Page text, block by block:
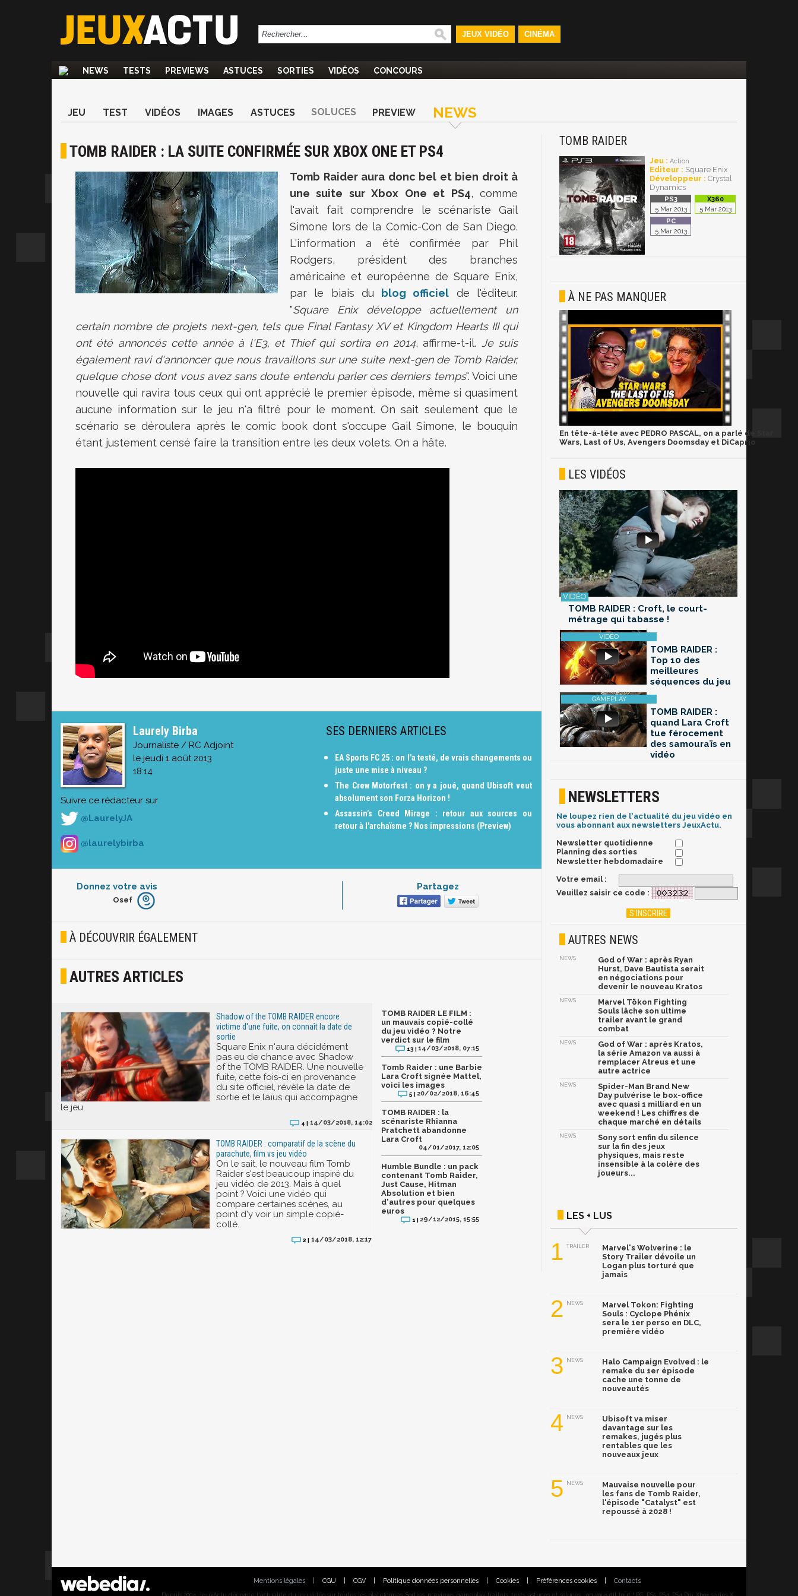
JEUX VIDÉO CINÉMA
NEWS TESTS PREVIEWS ASTUCES SORTIES VIDÉOS CONCOURS
JEU TEST VIDÉOS IMAGES ASTUCES SOLUCES PREVIEW NEWS
TOMB RAIDER : LA SUITE CONFIRMÉE SUR XBOX ONE ET PS4
Tomb Raider aura donc bel et bien droit à
une suite sur Xbox One et PS4, comme
l'avait fait comprendre le scénariste Gail
Simone lors de la Comic-Con de San Diego.
L'information a été confirmée par Phil
Rodgers, président des branches
américaine et européenne de Square Enix,
par le biais du
blog officiel de l'éditeur.
"Square Enix développe actuellement un
certain nombre de projets next-gen, tels que Final Fantasy XV et Kingdom Hearts III qui
ont été annoncés cette année à l'E3, et Thief qui sortira en 2014, affirme-t-il. Je suis
également ravi d'annoncer que nous travaillons sur une suite next-gen de Tomb Raider,
quelque chose dont vous avez sans doute entendu parler ces derniers temps". Voici une
nouvelle qui ravira tous ceux qui ont apprécié le premier épisode, même si quasiment
aucune information sur le jeu n'a filtré pour le moment. On sait seulement que le
scénario se déroulera après le comic book dont s'occupe Gail Simone, le bouquin
étant justement censé faire la transition entre les deux volets. On a hâte.
Laurely Birba
Journaliste / RC Adjoint
le jeudi 1 août 2013
18:14
Suivre ce rédacteur sur
@LaurelyJA
@laurelybirba
SES DERNIERS ARTICLES
EA Sports FC 25 : on l'a testé, de vrais changements ou
juste une mise à niveau ?
The Crew Motorfest : on y a joué, quand Ubisoft veut
absolument son Forza Horizon !
Assassin’s Creed Mirage : retour aux sources ou
retour à l'archaïsme ? Nos impressions (Preview)
Donnez votre avis
Furieux
Joyeux
Osef
Partagez
À DÉCOUVRIR ÉGALEMENT
AUTRES ARTICLES
Shadow of the TOMB RAIDER encore
victime d'une fuite, on connaît la date de
sortie
Square Enix n'aura décidément
pas eu de chance avec Shadow
of the TOMB RAIDER. Une nouvelle
fuite, cette fois-ci en provenance
du site officiel, révèle la date de
sortie et le laïus qui accompagne
le jeu.
4 | 14/03/2018, 14:02
TOMB RAIDER : comparatif de la scène du
parachute, film vs jeu vidéo
On le sait, le nouveau film Tomb
Raider s'est beaucoup inspiré du
jeu vidéo de 2013. Mais à quel
point ? Voici une vidéo qui
compare certaines scènes, au
point d'y voir un simple copié-
collé.
2 | 14/03/2018, 12:17
TOMB RAIDER LE FILM :
un mauvais copié-collé
du jeu vidéo ? Notre
verdict sur le film
13 |14/03/2018, 07:15
Tomb Raider : une Barbie
Lara Croft signée Mattel,
voici les images
5 | 20/02/2018, 16:45
TOMB RAIDER : la
scénariste Rhianna
Pratchett abandonne
Lara Croft
04/01/2017, 12:05
Humble Bundle : un pack
contenant Tomb Raider,
Just Cause, Hitman
Absolution et bien
d'autres pour quelques
euros
1 | 29/12/2015, 15:55
TOMB RAIDER
Jeu : Action
Editeur : Square Enix
Développeur : Crystal
Dynamics
5 Mar 2013 5 Mar 2013
5 Mar 2013
À NE PAS MANQUER
En tête-à-tête avec PEDRO PASCAL, on a parlé de Star
Wars, Last of Us, Avengers Doomsday et DiCaprio
LES VIDÉOS
TOMB RAIDER : Croft, le court-
métrage qui tabasse !
TOMB RAIDER :
Top 10 des
meilleures
séquences du jeu
TOMB RAIDER :
quand Lara Croft
tue férocement
des samouraïs en
vidéo
NEWSLETTERS
Ne loupez rien de l'actualité du jeu vidéo en
vous abonnant aux newsletters JeuxActu.
Newsletter quotidienne
Planning des sorties
Newsletter hebdomadaire
Votre email :
Veuillez saisir ce code :
AUTRES NEWS
NEWS
God of War : après Ryan
Hurst, Dave Bautista serait
en négociations pour
devenir le nouveau Kratos
NEWS
Marvel Tōkon Fighting
Souls lâche son ultime
trailer avant le grand
combat
NEWS
God of War : après Kratos,
la série Amazon va aussi à
remplacer Atreus et une
autre actrice
NEWS
Spider-Man Brand New
Day pulvérise le box-office
avec quasi 1 milliard en un
weekend ! Les chiffres de
chaque marché en détails
NEWS
Sony sort enfin du silence
sur la fin des jeux
physiques, mais reste
insensible à la colère des
joueurs...
LES + LUS
1 TRAILER
Marvel's Wolverine : le
Story Trailer dévoile un
Logan plus torturé que
jamais
2 NEWS
Marvel Tokon: Fighting
Souls : Cyclope Phénix
sera le 1er perso en DLC,
première vidéo
3 NEWS
Halo Campaign Evolved : le
remake du 1er épisode
cache une tonne de
nouveautés
4 NEWS
Ubisoft va miser
davantage sur les
remakes, jugés plus
rentables que les
nouveaux jeux
5 NEWS
Mauvaise nouvelle pour
les fans de Tomb Raider,
l'épisode "Catalyst" est
repoussé à 2028 !
Mentions légales CGU CGV Politique données personnelles Cookies Préférences cookies Contacts